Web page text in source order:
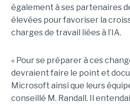
également à ses partenaires
élevées pour favoriser la
charges de travail liées à l’IA.
« Pour se préparer à ces
devraient faire le point et
Microsoft ainsi que leurs
conseillé M. Randall. Il